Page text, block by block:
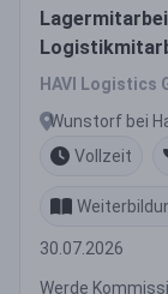
HAVI Logistics
Wunstorf bei
Vollzeit
30.07.2026
Werde